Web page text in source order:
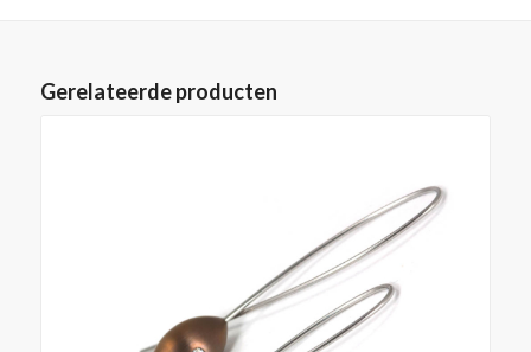
Gerelateerde producten